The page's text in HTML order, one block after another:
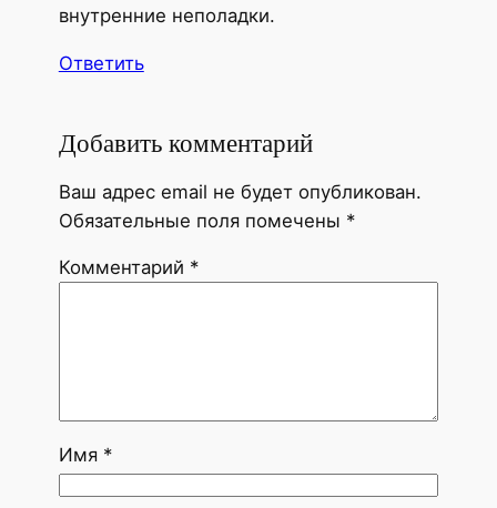
внутренние неполадки.
Ответить
Добавить комментарий
Ваш адрес email не будет опубликован.
Обязательные поля помечены *
Комментарий *
Имя *